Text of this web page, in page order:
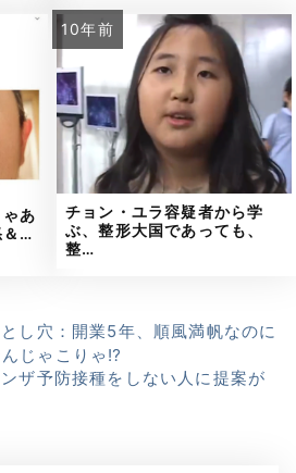
あ
＆…
10年前
チョン・ユラ容疑者から学
ぶ、整形大国であっても、
整…
し穴：開業5年、順風満帆なのに
じゃこりゃ⁉
ザ予防接種をしない人に提案が